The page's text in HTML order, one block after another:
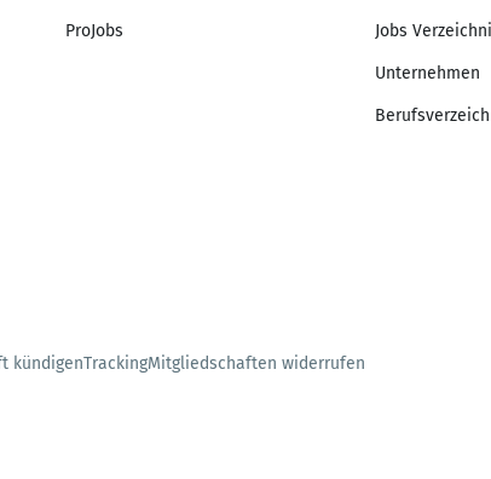
ProJobs Jobs
Unternehmen
kündigenTrackingMitgliedschaften widerrufen